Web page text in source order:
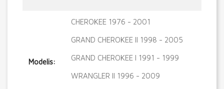
Modelis:
CHEROKEE 1976 - 2001
GRAND CHEROKEE II 1998 - 2005
GRAND CHEROKEE I 1991 - 1999
WRANGLER II 1996 - 2009